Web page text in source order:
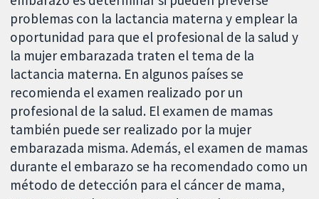
problemas con la lactancia materna y emplear la
oportunidad para que el profesional de la salud y
la mujer embarazada traten el tema de la
lactancia materna. En algunos países se
recomienda el examen realizado por un
profesional de la salud. El examen de mamas
también puede ser realizado por la mujer
embarazada misma. Además, el examen de mamas
durante el embarazo se ha recomendado como un
método de detección para el cáncer de mama,